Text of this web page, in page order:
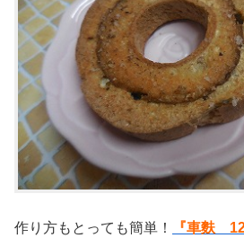
作り方もとっても簡単！ 『車麩 12